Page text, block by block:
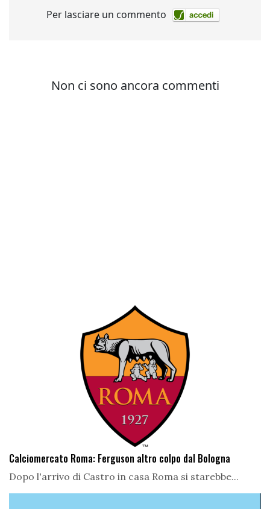
Calciomercato Roma: Ferguson altro colpo dal Bologna
Dopo l'arrivo di Castro in casa Roma si starebbe...